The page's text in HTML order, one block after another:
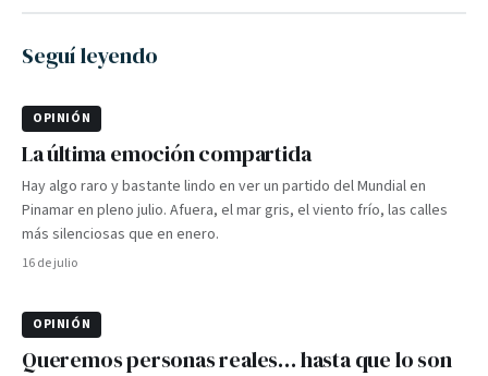
Seguí leyendo
OPINIÓN
La última emoción compartida
Hay algo raro y bastante lindo en ver un partido del Mundial en
Pinamar en pleno julio. Afuera, el mar gris, el viento frío, las calles
más silenciosas que en enero.
16 de julio
OPINIÓN
Queremos personas reales… hasta que lo son